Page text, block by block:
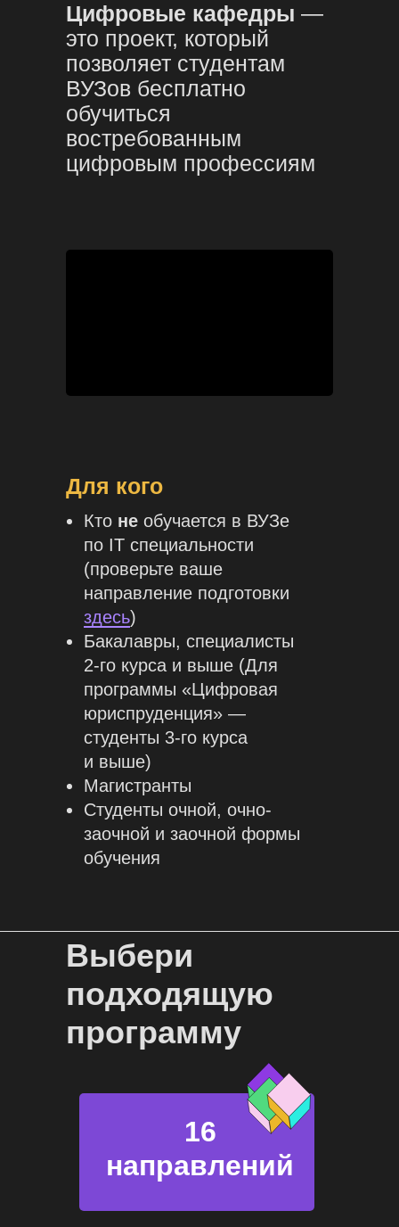
Цифровые кафедры —
это проект, который
позволяет студентам
ВУЗов бесплатно
обучиться
востребованным
цифровым профессиям
Для кого
Кто не обучается в ВУЗе
по IT специальности
(проверьте ваше
направление подготовки
здесь)
Бакалавры, специалисты
2-го курса и выше (Для
программы «Цифровая
юриспруденция» —
студенты 3-го курса
и выше)
Магистранты
Студенты очной, очно-
заочной и заочной формы
обучения
Выбери
подходящую
программу
16
направлений